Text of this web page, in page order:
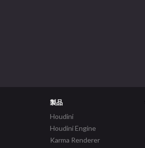
製品
Houdini
Houdini Engine
Karma Renderer